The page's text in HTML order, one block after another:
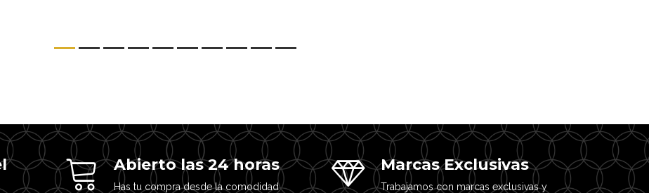
Abierto las 24 horas
Has tu compra desde la comodidad
Marcas Exclusivas
Trabajamos con marcas exclusivas y